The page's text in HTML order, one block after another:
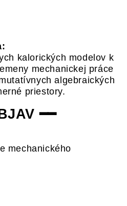
kalorických modelov k
mechanickej práce
algebraických
priestory.
━━
mechanického